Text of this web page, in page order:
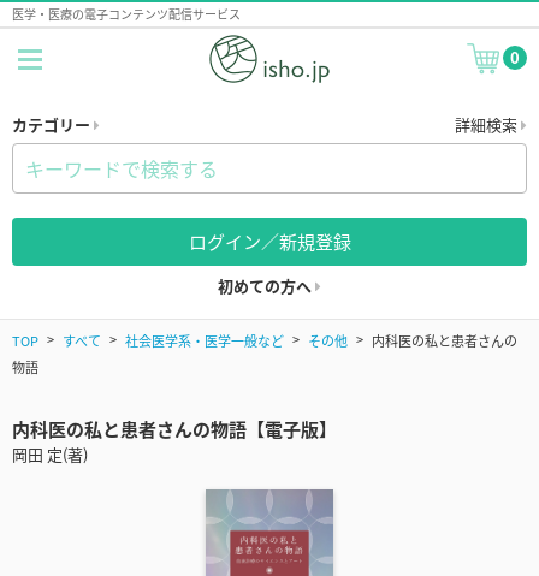
医学・医療の電子コンテンツ配信サービス
0
カテゴリー 詳細検索
ログイン／新規登録
初めての方へ
TOP すべて 社会医学系・医学一般など その他
内科医の私と患者さんの
物語
内科医の私と患者さんの物語【電子版】
岡田 定(著)